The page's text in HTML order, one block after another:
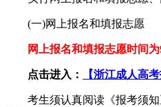
(一)网上报名和填报志愿
网上报名和填报志愿时间
点击进入： 【浙江成人高
考生须认真阅读《报考须